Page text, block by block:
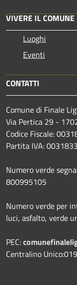
VIVERE IL COMUNE
Luoghi
Eventi
CONTATTI
Comune di Finale
Via Pertica 29 -
Codice Fiscale:
Partita IVA:
Numero verde
800995105
Numero verde per
luci, asfalto, verde
PEC:
Centralino